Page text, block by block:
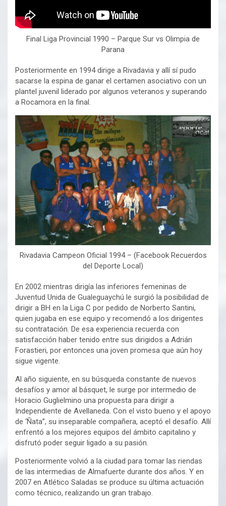
Final Liga Provincial 1990 – Parque Sur vs Olimpia de
Parana
Posteriormente en 1994 dirige a Rivadavia y allí sí pudo
sacarse la espina de ganar el certamen asociativo con un
plantel juvenil liderado por algunos veteranos y superando
a Rocamora en la final.
Rivadavia Campeon Oficial 1994 – (Facebook Recuerdos
del Deporte Local)
En 2002 mientras dirigía las inferiores femeninas de
Juventud Unida de Gualeguaychú le surgió la posibilidad de
dirigir a BH en la Liga C por pedido de Norberto Santini,
quien jugaba en ese equipo y recomendó a los dirigentes
su contratación. De esa experiencia recuerda con
satisfacción haber tenido entre sus dirigidos a Adrián
Forastieri, por entonces una joven promesa que aún hoy
sigue vigente.
Al año siguiente, en su búsqueda constante de nuevos
desafíos y amor al básquet, le surge por intermedio de
Horacio Guglielmino una propuesta para dirigir a
Independiente de Avellaneda. Con el visto bueno y el apoyo
de ‘Ñata’’, su inseparable compañera, aceptó el desafío. Allí
enfrentó a los mejores equipos del ámbito capitalino y
disfrutó poder seguir ligado a su pasión.
Posteriormente volvió a la ciudad para tomar las riendas
de las intermedias de Almafuerte durante dos años. Y en
2007 en Atlético Saladas se produce su última actuación
como técnico, realizando un gran trabajo.